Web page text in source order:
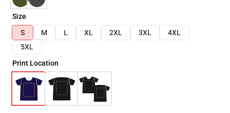
Size
S
M L XL 2XL 3XL
4XL
5XL
Print Location